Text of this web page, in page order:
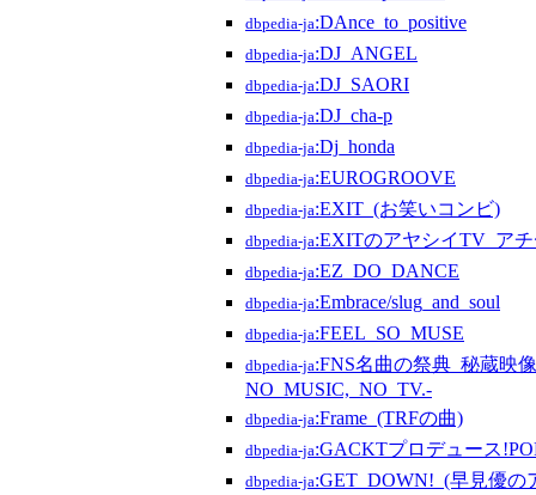
dbpedia-ja:DAnce_to_positive
dbpedia-ja:DJ_ANGEL
dbpedia-ja:DJ_SAORI
dbpedia-ja:DJ_cha-p
dbpedia-ja:Dj_honda
dbpedia-ja:EUROGROOVE
dbpedia-ja:EXIT_(お笑いコンビ)
dbpedia-ja:EXITのアヤシイTV_ア
dbpedia-ja:EZ_DO_DANCE
dbpedia-ja:Embrace/slug_and_soul
dbpedia-ja:FEEL_SO_MUSE
dbpedia-ja:FNS名曲の祭典_秘蔵映
NO_MUSIC,_NO_TV.-
dbpedia-ja:Frame_(TRFの曲)
dbpedia-ja:GACKTプロデュース
dbpedia-ja:GET_DOWN!_(早見優の